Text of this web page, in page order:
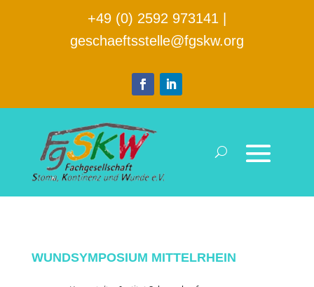
+49 (0) 2592 973141
geschaeftsstelle@fgskw.org
WUNDSYMPOSIUM MITTELRHEIN